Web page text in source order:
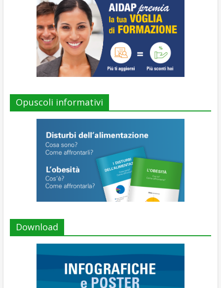
Opuscoli informativi
Download